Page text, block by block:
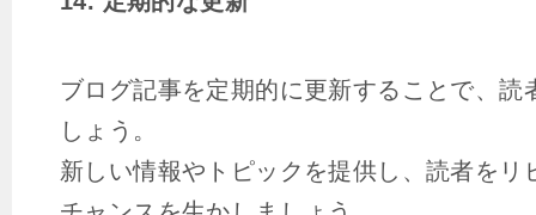
ブログ記事を定期的に更新することで、読
しょう。
新しい情報やトピックを提供し、読者をリ